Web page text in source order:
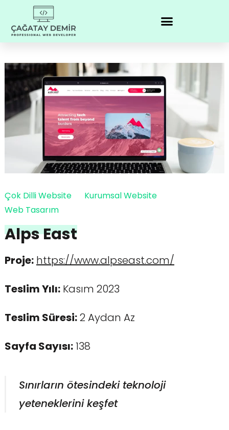
Çok Dilli Website
Kurumsal Website
Web Tasarım
Alps East
Proje: https://www.alpseast.com/
Teslim Yılı:Kasım 2023
Teslim Süresi:2 Aydan Az
Sayfa Sayısı:138
Sınırların ötesindeki teknoloji
yeteneklerini keşfet